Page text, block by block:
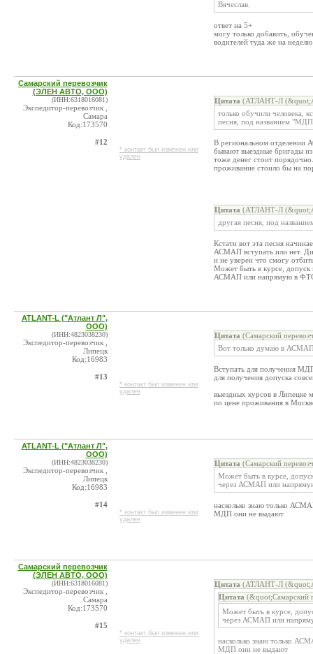
Вячеслав.
ответ на 5+
могу только добавить,
водителей туда же на
Самарский перевозчик
(ЭЛЕН АВТО, ООО)
(ИНН:6318016081)
Экспедитор-перевозчик ,
Самара
Код:173570
#12
* контакт был изменен или
удален
Цитата (АТЛАНТ-Л
только обучили человека,
песня, под названием
В региональном отделении
бывают выездные бригады
тоже денег стоит
проживание стоило бы на
Цитата (АТЛАНТ-Л
другая песня, под
Кстати вот эта песня
АСМАП вступать или нет.
и не уверен что смогу
Может быть в курсе,
АСМАП или напрямую в
ATLANT-L ("Атлант Л",
ООО)
(ИНН:4823038230)
Экспедитор-перевозчик ,
Липецк
Код:16983
#13
* контакт был изменен или
удален
Цитата (Самарский
Вот только думаю в АСМАП
Вступать для получения
для получения допуска
выездных курсов в Липецке
по цене проживания в
ATLANT-L ("Атлант Л",
ООО)
(ИНН:4823038230)
Экспедитор-перевозчик ,
Липецк
Код:16983
#14
* контакт был изменен или
удален
Цитата (Самарский
Может быть в курсе,
через АСМАП или
насколько знаю только
МДП они не выдают
Самарский перевозчик
(ЭЛЕН АВТО, ООО)
(ИНН:6318016081)
Экспедитор-перевозчик ,
Самара
Код:173570
#15
* контакт был изменен или
удален
Цитата (АТЛАНТ-Л
Цитата (&quot;Самарский
Может быть в курсе,
через АСМАП или
насколько знаю только
МДП они не выдают